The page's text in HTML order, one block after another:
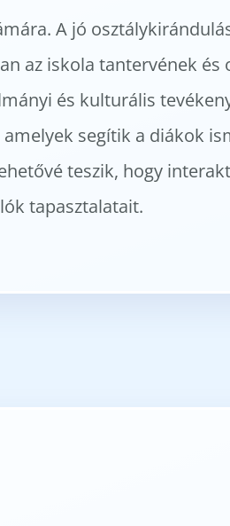
A jó
az iskola tantervének
és kulturális
segítik a diákok
teszik, hogy
tapasztalatait.